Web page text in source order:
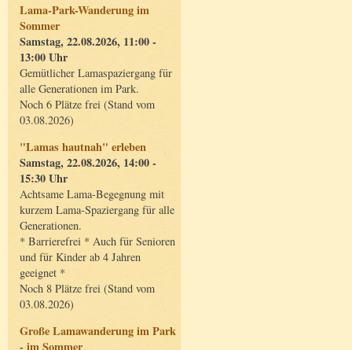
Lama-Park-Wanderung im
Sommer
Samstag, 22.08.2026, 11:00 -
13:00 Uhr
Gemütlicher Lamaspaziergang für
alle Generationen im Park.
Noch 6 Plätze frei (Stand vom
03.08.2026)
"Lamas hautnah" erleben
Samstag, 22.08.2026, 14:00 -
15:30 Uhr
Achtsame Lama-Begegnung mit
kurzem Lama-Spaziergang für alle
Generationen.
* Barrierefrei * Auch für Senioren
und für Kinder ab 4 Jahren
geeignet *
Noch 8 Plätze frei (Stand vom
03.08.2026)
Große Lamawanderung im Park